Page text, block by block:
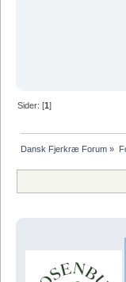
Sider: [1]
Dansk Fjerkræ Forum »